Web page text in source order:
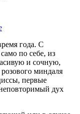
года. С
по себе, из
и сочную,
миндаля
первые
дух